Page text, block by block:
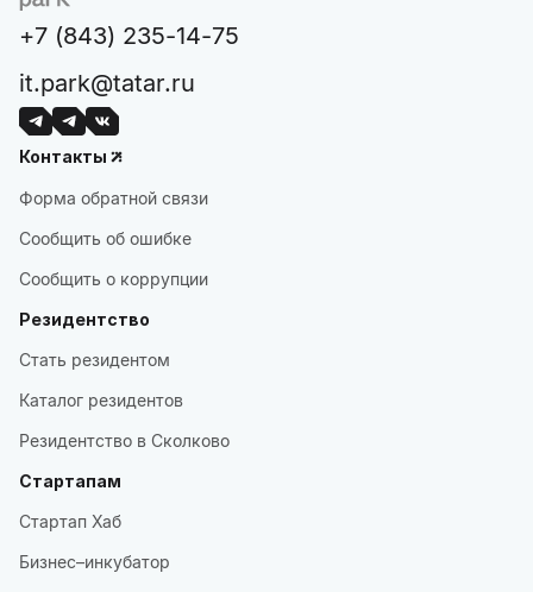
+7 (843) 235-14-75
it.park@tatar.ru
Контакты
Форма обратной связи
Сообщить об ошибке
Сообщить о коррупции
Резидентство
Стать резидентом
Каталог резидентов
Резидентство в Сколково
Стартапам
Стартап Хаб
Бизнес–инкубатор